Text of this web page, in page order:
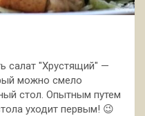
салат "Хрустящий" —
можно смело
стол. Опытным путем
уходит первым! 😉